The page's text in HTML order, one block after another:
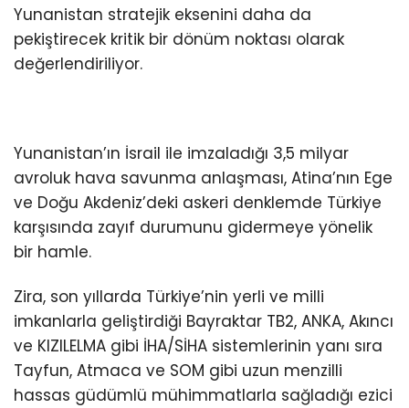
Yunanistan stratejik eksenini daha da
pekiştirecek kritik bir dönüm noktası olarak
değerlendiriliyor.
Yunanistan’ın İsrail ile imzaladığı 3,5 milyar
avroluk hava savunma anlaşması, Atina’nın Ege
ve Doğu Akdeniz’deki askeri denklemde Türkiye
karşısında zayıf durumunu gidermeye yönelik
bir hamle.
Zira, son yıllarda Türkiye’nin yerli ve milli
imkanlarla geliştirdiği Bayraktar TB2, ANKA, Akıncı
ve KIZILELMA gibi İHA/SİHA sistemlerinin yanı sıra
Tayfun, Atmaca ve SOM gibi uzun menzilli
hassas güdümlü mühimmatlarla sağladığı ezici